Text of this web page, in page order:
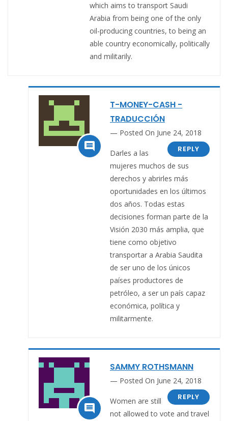
which aims to transport Saudi
Arabia from being one of the only
oil-producing countries, to being an
able country economically, politically
and militarily.

T-MONEY-CASH -
TRADUCCIÓN
Posted On June 24, 2018
REPLY
Darles a las
mujeres muchos de sus
derechos y abrirles más
oportunidades en los últimos
dos años. Todas estas
decisiones forman parte de la
Visión 2030 más amplia, que
tiene como objetivo
transportar a Arabia Saudita
de ser uno de los únicos
países productores de
petróleo, a ser un país capaz
económica, política y
militarmente.

SAMMY ROTHSMANN
Posted On June 24, 2018
REPLY
Women are still
not allowed to vote and travel